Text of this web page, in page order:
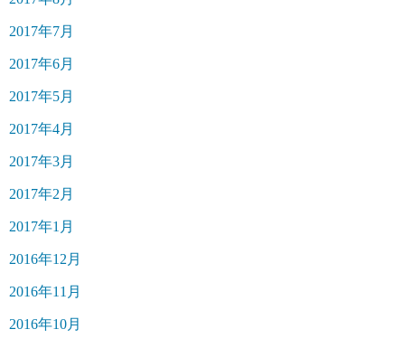
2017年7月
2017年6月
2017年5月
2017年4月
2017年3月
2017年2月
2017年1月
2016年12月
2016年11月
2016年10月